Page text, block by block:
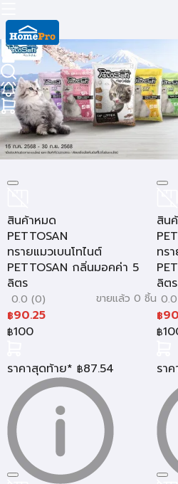
สินค้าหมด
PETTOSAN
ทรายแมวเบนโทไนต์
PETTOSAN กลิ่นมอคค่า 5
ลิตร
0.0 (0) ขายแล้ว 0 ชิ้น
฿90.25
฿100
ราคาสุดท้าย* ฿87.54
สิน
ทร
ลิตร
฿
฿
รา